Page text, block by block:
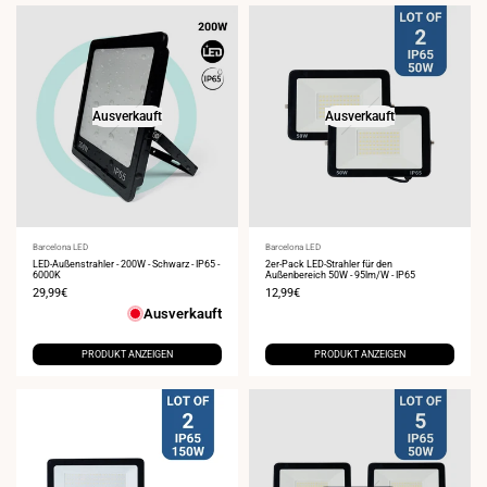
Ausverkauft
Anbieter:
Barcelona LED
LED-Außenstrahler - 200W - Schwarz - IP65 -
6000K
Verkaufspreis
29,99€
Ausverkauft
PRODUKT ANZEIGEN
Ausverkauft
Anbieter:
Barcelona LED
2er-Pack LED-Strahler für den
Außenbereich 50W - 95lm/W - IP65
Verkaufspreis
12,99€
PRODUKT ANZEIGEN